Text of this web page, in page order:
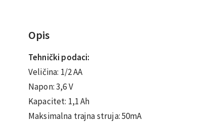
Opis
Tehnički podaci:
Veličina: 1/2 AA
Napon: 3,6 V
Kapacitet: 1,1 Ah
Maksimalna trajna struja: 50mA